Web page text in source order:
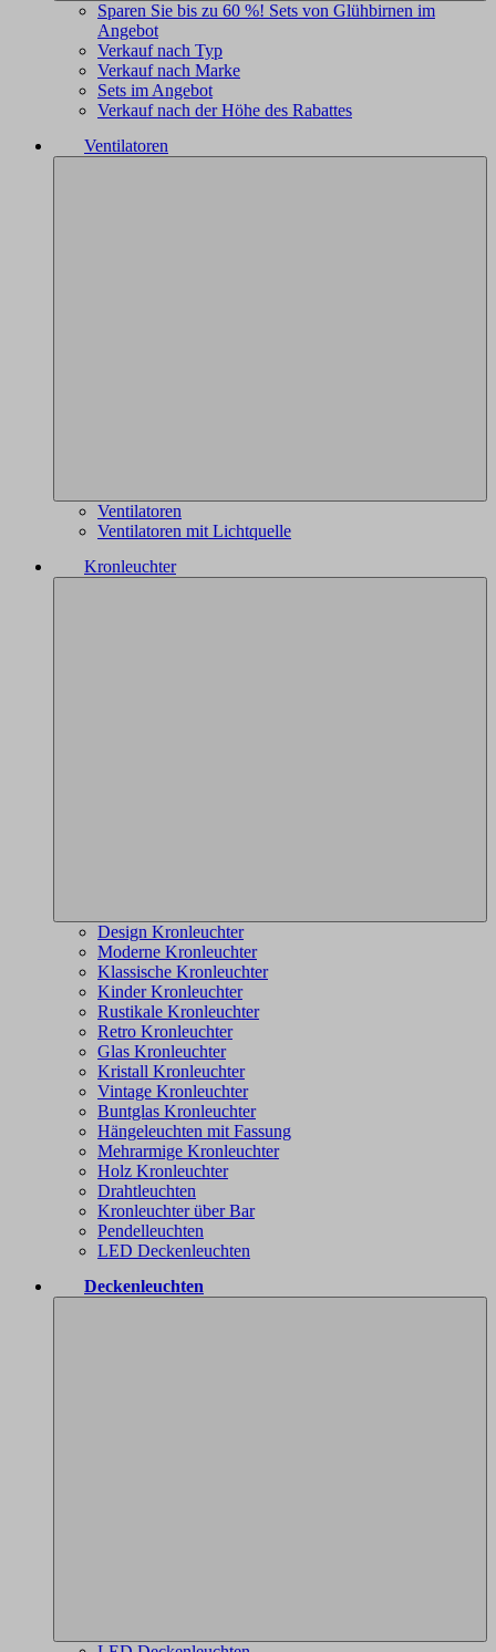
Sparen Sie bis zu 60 %! Sets von Glühbirnen im
Angebot
Verkauf nach Typ
Verkauf nach Marke
Sets im Angebot
Verkauf nach der Höhe des Rabattes
Ventilatoren
Ventilatoren
Ventilatoren mit Lichtquelle
Kronleuchter
Design Kronleuchter
Moderne Kronleuchter
Klassische Kronleuchter
Kinder Kronleuchter
Rustikale Kronleuchter
Retro Kronleuchter
Glas Kronleuchter
Kristall Kronleuchter
Vintage Kronleuchter
Buntglas Kronleuchter
Hängeleuchten mit Fassung
Mehrarmige Kronleuchter
Holz Kronleuchter
Drahtleuchten
Kronleuchter über Bar
Pendelleuchten
LED Deckenleuchten
Deckenleuchten